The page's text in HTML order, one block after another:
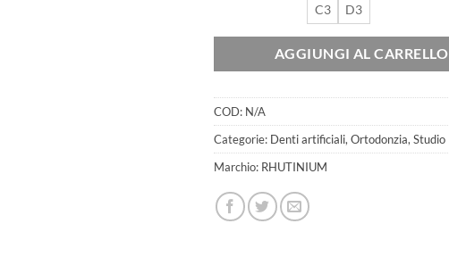
C3
D3
AGGIUNGI AL CARRELLO
COD: N/A
Categorie: Denti artificiali, Ortodonzia, Studio
Marchio: RHUTINIUM